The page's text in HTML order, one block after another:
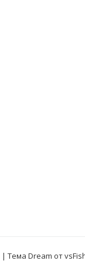
| Тема Dream от